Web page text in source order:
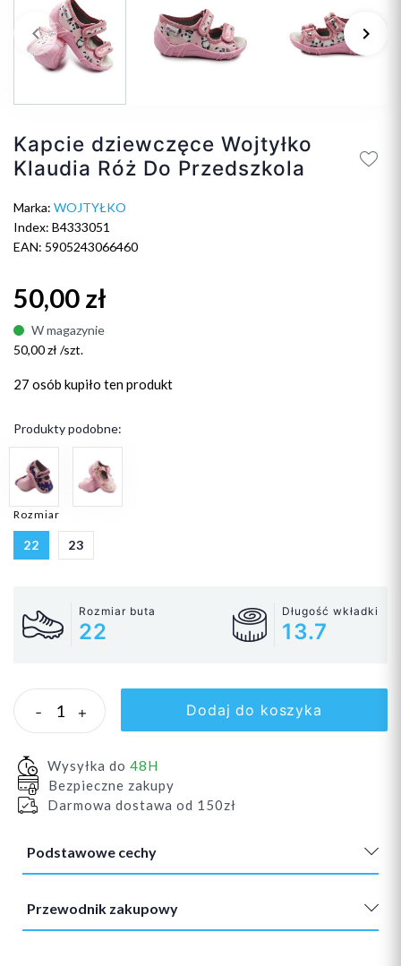
Poprzedni
keyboard_arrow_left keyboard_arrow_right
Kapcie dziewczęce Wojtyłko
Klaudia Róż Do Przedszkola
Marka: WOJTYŁKO
Index: B4333051
EAN: 5905243066460
50,00 zł
W magazynie
50,00 zł /szt.
27 osób kupiło ten produkt
Produkty podobne:
Rozmiar
22 23
Rozmiar buta
22
Długość wkładki
13.7
- + Dodaj do koszyka
Wysyłka do 48H
Bezpieczne zakupy
Darmowa dostawa od 150zł
Podstawowe cechy
Przewodnik zakupowy